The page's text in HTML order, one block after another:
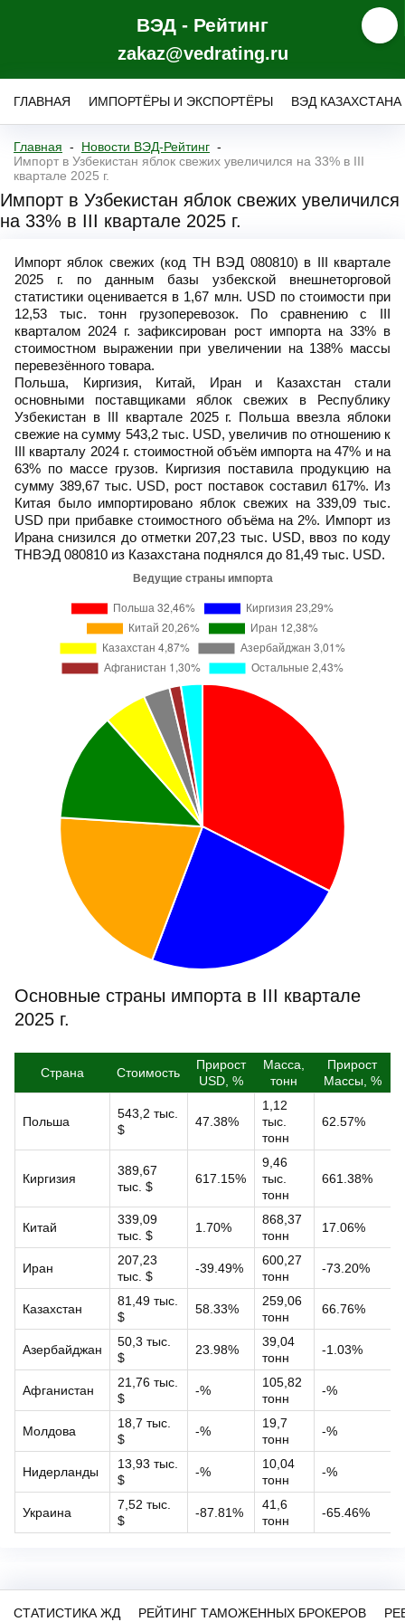
ВЭД - Рейтинг
zakaz@vedrating.ru
ГЛАВНАЯ ИМПОРТЁРЫ И ЭКСПОРТЁРЫ ВЭД КАЗАХСТАНА
Главная
Новости ВЭД-Рейтинг
Импорт в Узбекистан яблок свежих увеличился на 33% в III
квартале 2025 г.
Импорт в Узбекистан яблок свежих увеличился
на 33% в III квартале 2025 г.
Импорт яблок свежих (код ТН ВЭД 080810) в III квартале
2025 г. по данным базы узбекской внешнеторговой
статистики оценивается в 1,67 млн. USD по стоимости при
12,53 тыс. тонн грузоперевозок. По сравнению с III
кварталом 2024 г. зафиксирован рост импорта на 33% в
стоимостном выражении при увеличении на 138% массы
перевезённого товара.
Польша, Киргизия, Китай, Иран и Казахстан стали
основными поставщиками яблок свежих в Республику
Узбекистан в III квартале 2025 г. Польша ввезла яблоки
свежие на сумму 543,2 тыс. USD, увеличив по отношению к
III кварталу 2024 г. стоимостной объём импорта на 47% и на
63% по массе грузов. Киргизия поставила продукцию на
сумму 389,67 тыс. USD, рост поставок составил 617%. Из
Китая было импортировано яблок свежих на 339,09 тыс.
USD при прибавке стоимостного объёма на 2%. Импорт из
Ирана снизился до отметки 207,23 тыс. USD, ввоз по коду
ТНВЭД 080810 из Казахстана поднялся до 81,49 тыс. USD.
Основные страны импорта в III квартале
2025 г.
Страна Стоимость
Прирост
USD, %
Масса,
тонн
Прирост
Массы, %
Польша
543,2 тыс.
$
47.38%
1,12
тыс.
тонн
62.57%
Киргизия
389,67
тыс. $
617.15%
9,46
тыс.
тонн
661.38%
Китай
339,09
тыс. $
1.70%
868,37
тонн
17.06%
Иран
207,23
тыс. $
-39.49%
600,27
тонн
-73.20%
Казахстан
81,49 тыс.
$
58.33%
259,06
тонн
66.76%
Азербайджан
50,3 тыс.
$
23.98%
39,04
тонн
-1.03%
Афганистан
21,76 тыс.
$
-%
105,82
тонн
-%
Молдова
18,7 тыс.
$
-%
19,7
тонн
-%
Нидерланды
13,93 тыс.
$
-%
10,04
тонн
-%
Украина
7,52 тыс.
$
-87.81%
41,6
тонн
-65.46%
СТАТИСТИКА ЖД РЕЙТИНГ ТАМОЖЕННЫХ БРОКЕРОВ